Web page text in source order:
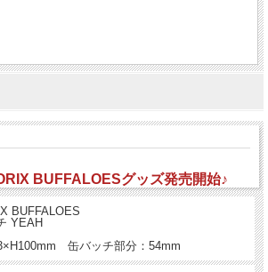
BUFFALOESグッズ発売開始♪
BUFFALOES
YEAH
缶バッチ部分：54mm